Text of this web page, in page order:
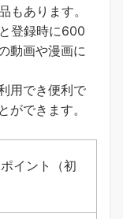
もあります。
登録時に600
動画や漫画に
用でき便利で
ができます。
イント（初